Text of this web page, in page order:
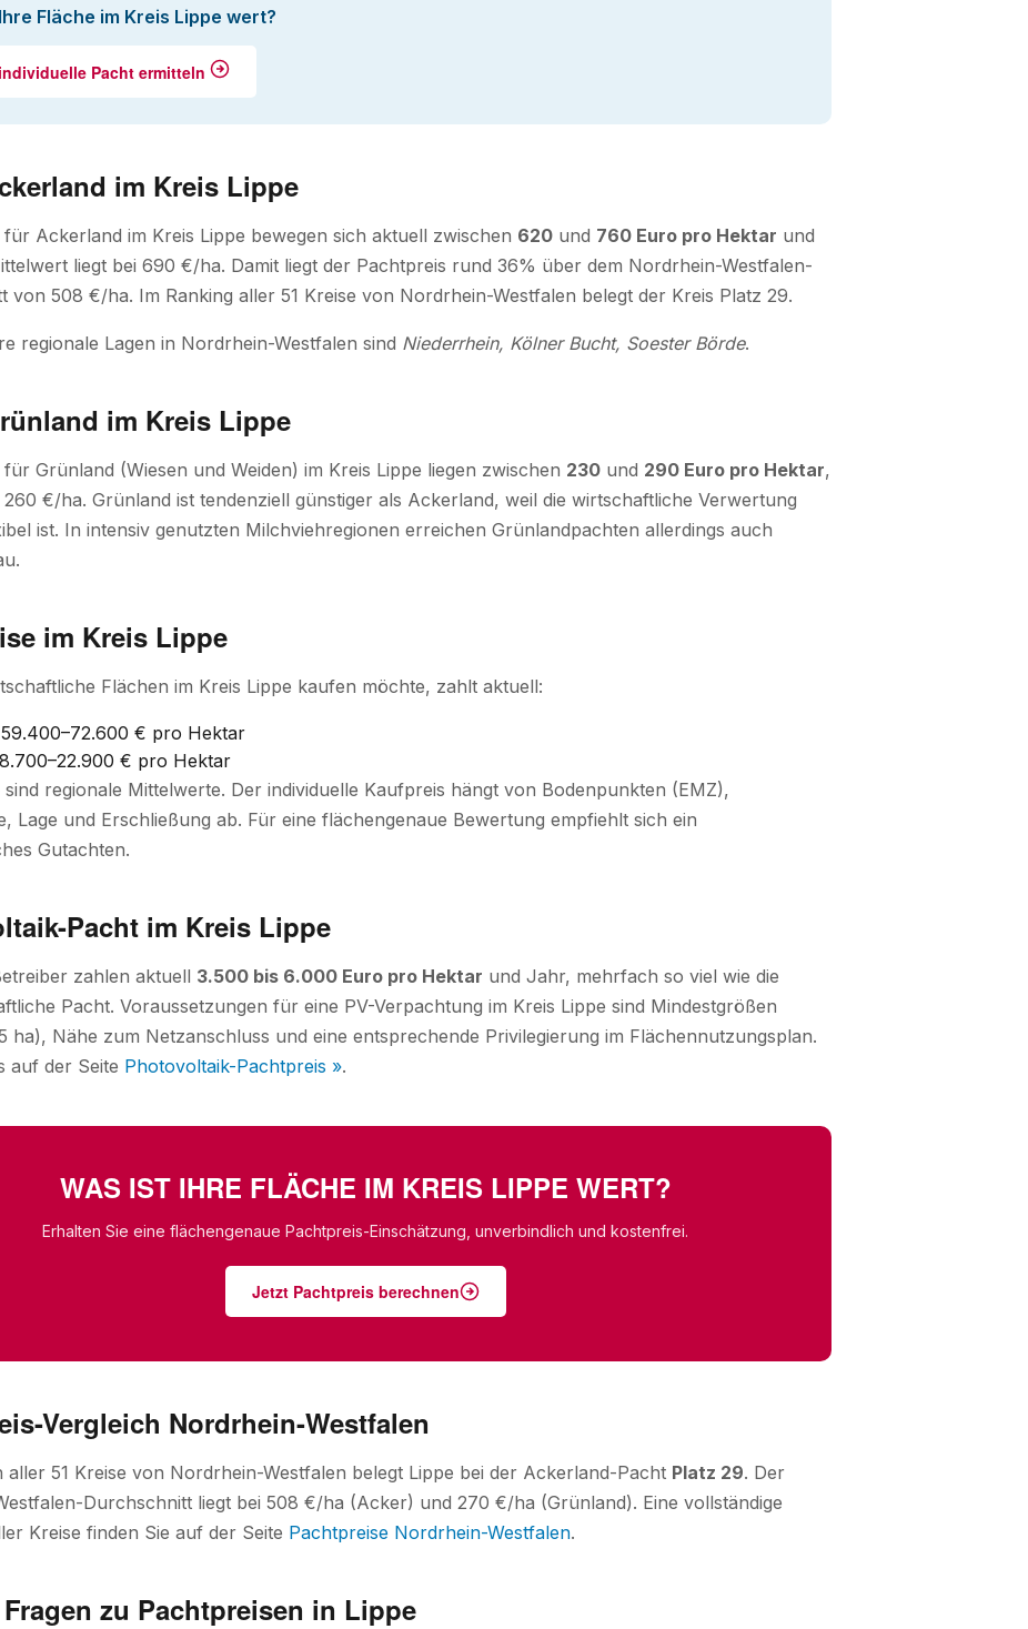
Fläche im Kreis Lippe wert?
Pacht ermitteln
im Kreis Lippe
für Ackerland im Kreis Lippe bewegen sich aktuell zwischen 620 und 760 Euro pro Hektar und
liegt bei 690 €/ha. Damit liegt der Pachtpreis rund 36% über dem Nordrhein-Westfalen-
von 508 €/ha. Im Ranking aller 51 Kreise von Nordrhein-Westfalen belegt der Kreis Platz 29.
regionale Lagen in Nordrhein-Westfalen sind Niederrhein, Kölner Bucht, Soester Börde.
im Kreis Lippe
Grünland (Wiesen und Weiden) im Kreis Lippe liegen zwischen 230 und 290 Euro pro Hektar,
260 €/ha. Grünland ist tendenziell günstiger als Ackerland, weil die wirtschaftliche Verwertung
ist. In intensiv genutzten Milchviehregionen erreichen Grünlandpachten allerdings auch
im Kreis Lippe
Flächen im Kreis Lippe kaufen möchte, zahlt aktuell:
59.400–72.600 € pro Hektar
€ pro Hektar
sind regionale Mittelwerte. Der individuelle Kaufpreis hängt von Bodenpunkten (EMZ),
Lage und Erschließung ab. Für eine flächengenaue Bewertung empfiehlt sich ein
Gutachten.
Pacht im Kreis Lippe
zahlen aktuell 3.500 bis 6.000 Euro pro Hektar und Jahr, mehrfach so viel wie die
Pacht. Voraussetzungen für eine PV-Verpachtung im Kreis Lippe sind Mindestgrößen
ha), Nähe zum Netzanschluss und eine entsprechende Privilegierung im Flächennutzungsplan.
auf der Seite Photovoltaik-Pachtpreis ».
WAS IST IHRE FLÄCHE IM KREIS LIPPE WERT?
Erhalten Sie eine flächengenaue Pachtpreis-Einschätzung, unverbindlich und kostenfrei.
Jetzt Pachtpreis berechnen
Vergleich Nordrhein-Westfalen
aller 51 Kreise von Nordrhein-Westfalen belegt Lippe bei der Ackerland-Pacht Platz 29. Der
Durchschnitt liegt bei 508 €/ha (Acker) und 270 €/ha (Grünland). Eine vollständige
Kreise finden Sie auf der Seite Pachtpreise Nordrhein-Westfalen.
zu Pachtpreisen in Lippe